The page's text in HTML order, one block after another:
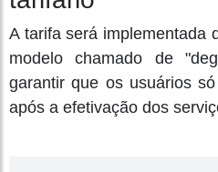
A tarifa será implementada
modelo chamado de
garantir que os usuários
após a efetivação dos